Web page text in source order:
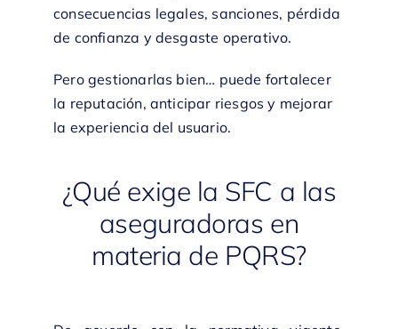
consecuencias legales, sanciones, pérdida
de confianza y desgaste operativo.
Pero gestionarlas bien… puede fortalecer
la reputación, anticipar riesgos y mejorar
la experiencia del usuario.
¿Qué exige la SFC a las
aseguradoras en
materia de PQRS?